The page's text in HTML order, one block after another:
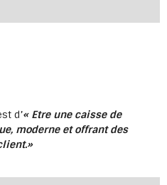
d’« Etre une caisse de
moderne et offrant des
»